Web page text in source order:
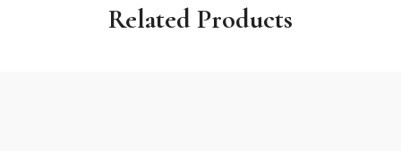
Related Products